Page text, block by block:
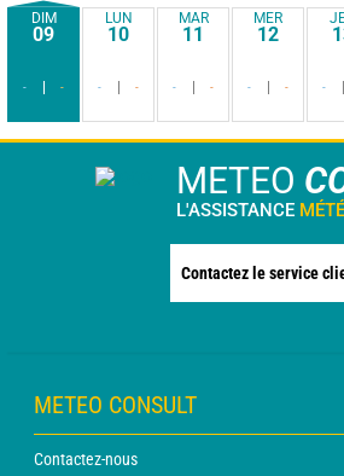
DIM
09
- -
LUN
10
- -
MAR
11
- -
MER
12
- - -
METEO
L'ASSISTANCE
Contactez le service
METEO CONSULT
Contactez-nous